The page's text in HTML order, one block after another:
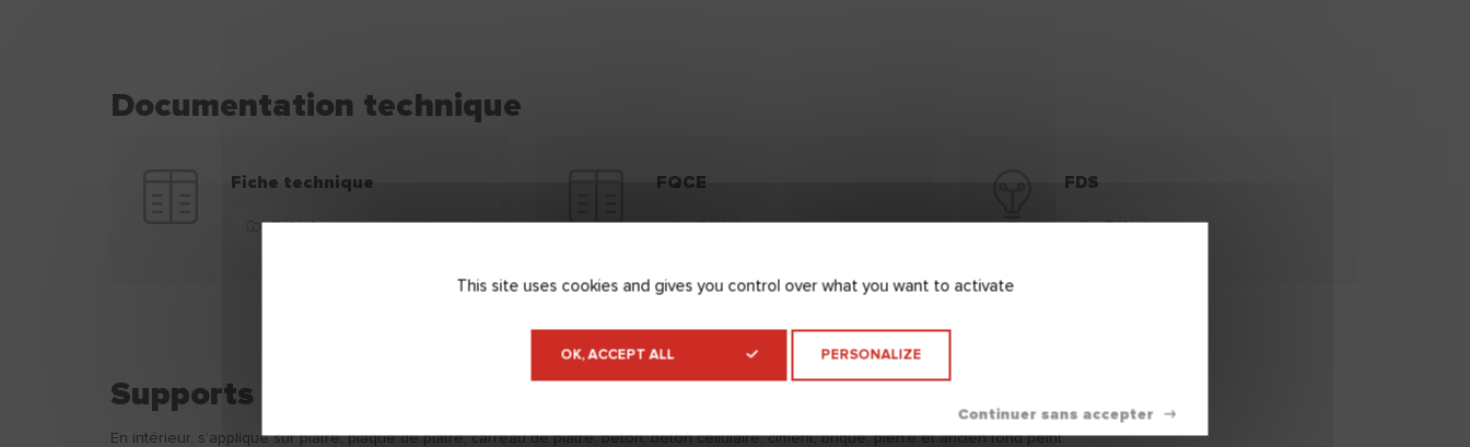
Documentation technique
Fiche technique
Télécharger
FQCE
Télécharger
FDS
Télécharger
Supports
En intérieur, s’applique sur plâtre, plaque de plâtre, carreau de plâtre, béton, béton cellulaire, ciment, brique, pierre et ancien fond peint.
This site uses cookies and gives you control over what you want to activate
OK, ACCEPT ALL PERSONALIZE